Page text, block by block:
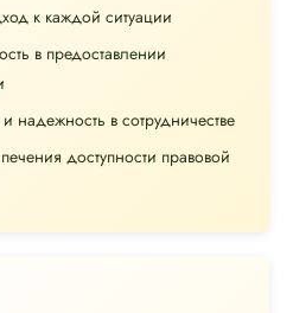
к каждой ситуации
в предоставлении
надежность в сотрудничестве
доступности правовой